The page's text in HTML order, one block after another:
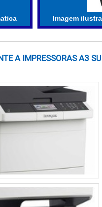
tecnologias é
A resistência ao desgaste
em imagens que
a escolha dos
fortemente
com a
Imagem
A IMPRESSORAS A3